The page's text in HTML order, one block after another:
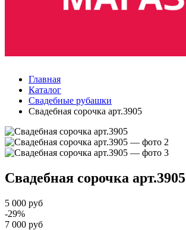
Главная
Каталог
Свадебные рубашки
Свадебная сорочка арт.3905
Свадебная сорочка арт.3905
5 000 руб
-29%
7 000 руб